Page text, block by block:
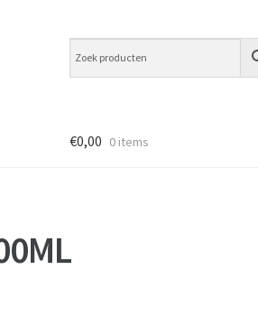
€0,00 0 items